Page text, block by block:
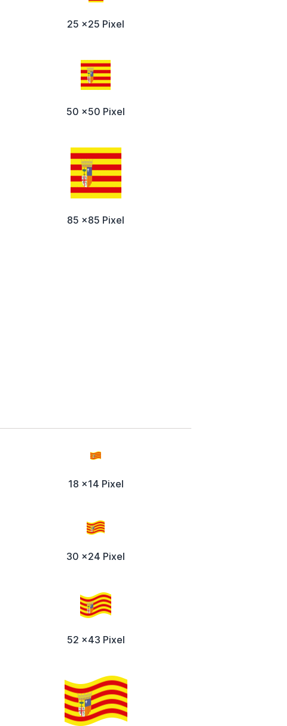
25 x25 Pixel
50 x50 Pixel
85 x85 Pixel
18 x14 Pixel
30 x24 Pixel
52 x43 Pixel